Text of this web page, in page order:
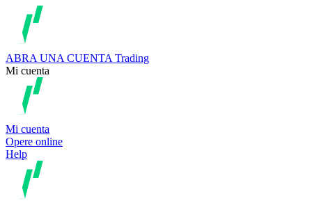
ABRA UNA CUENTA Trading
Mi cuenta
Mi cuenta
Opere online
Help